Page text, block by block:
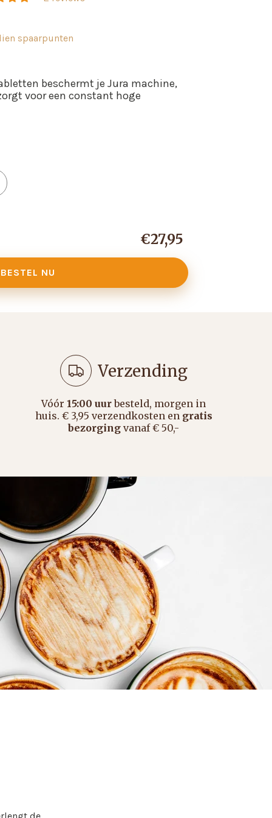
spaarpunten
beschermt je Jura machine,
voor een constant hoge
Standaard
prijs
€27,95
BESTEL NU
Verzending
Vóór15:00 uurbesteld, morgen in
huis. € 3,95 verzendkosten en gratis
bezorging vanaf € 50,-